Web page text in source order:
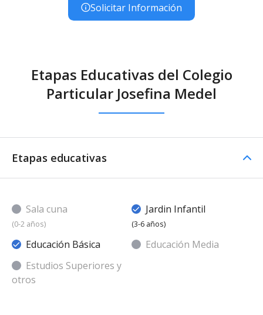
Solicitar Información
Etapas Educativas del Colegio
Particular Josefina Medel
Etapas educativas
Sala cuna
(0-2 años)
Jardin Infantil
(3-6 años)
Educación Básica
Educación Media
Estudios Superiores y
otros